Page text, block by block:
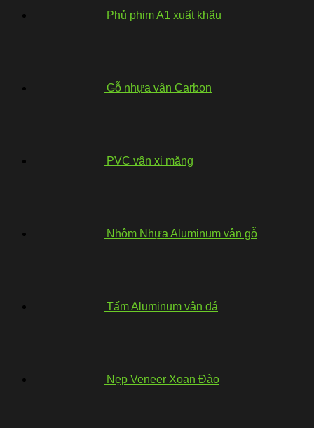
Phủ phim A1 xuất khẩu
Gỗ nhựa vân Carbon
PVC vân xi măng
Nhôm Nhựa Aluminum vân gỗ
Tấm Aluminum vân đá
Nẹp Veneer Xoan Đào